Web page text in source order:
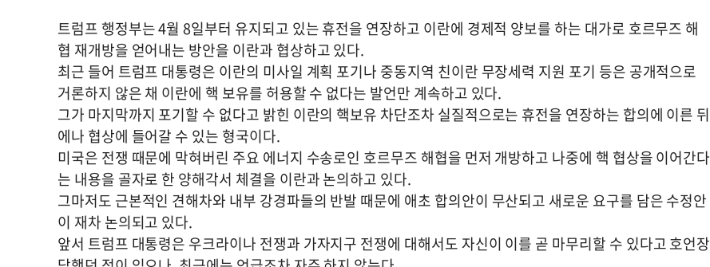
트럼프 행정부는 4월 8일부터 유지되고 있는 휴전을 연장하고 이란에 경제적 양보를 하는 대가로 호르무즈 해
협 재개방을 얻어내는 방안을 이란과 협상하고 있다.
최근 들어 트럼프 대통령은 이란의 미사일 계획 포기나 중동지역 친이란 무장세력 지원 포기 등은 공개적으로
거론하지 않은 채 이란에 핵 보유를 허용할 수 없다는 발언만 계속하고 있다.
그가 마지막까지 포기할 수 없다고 밝힌 이란의 핵보유 차단조차 실질적으로는 휴전을 연장하는 합의에 이른 뒤
에나 협상에 들어갈 수 있는 형국이다.
미국은 전쟁 때문에 막혀버린 주요 에너지 수송로인 호르무즈 해협을 먼저 개방하고 나중에 핵 협상을 이어간다
는 내용을 골자로 한 양해각서 체결을 이란과 논의하고 있다.
그마저도 근본적인 견해차와 내부 강경파들의 반발 때문에 애초 합의안이 무산되고 새로운 요구를 담은 수정안
이 재차 논의되고 있다.
앞서 트럼프 대통령은 우크라이나 전쟁과 가자지구 전쟁에 대해서도 자신이 이를 곧 마무리할 수 있다고 호언장